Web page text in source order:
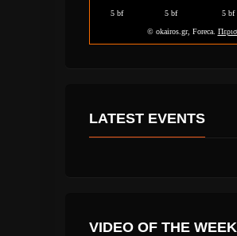
LATEST EVENTS
VIDEO OF THE WEEK